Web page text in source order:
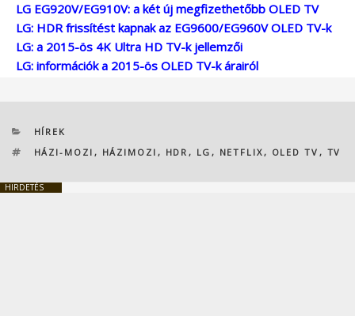
LG EG920V/EG910V: a két új megfizethetőbb OLED TV
LG: HDR frissítést kapnak az EG9600/EG960V OLED TV-k
LG: a 2015-ös 4K Ultra HD TV-k jellemzői
LG: információk a 2015-ös OLED TV-k árairól
KATEGÓRIÁK
HÍREK
CÍMKÉK
HÁZI-MOZI , HÁZIMOZI , HDR , LG , NETFLIX, OLED TV , TV
HIRDETÉS